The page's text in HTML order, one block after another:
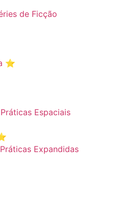
de Ficção
⭐️
Espaciais
Expandidas